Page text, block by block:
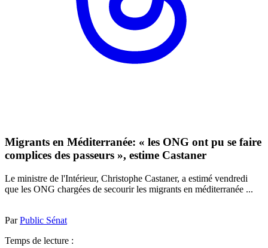
Migrants en Méditerranée: « les ONG ont pu se faire
complices des passeurs », estime Castaner
Le ministre de l'Intérieur, Christophe Castaner, a estimé vendredi
que les ONG chargées de secourir les migrants en méditerranée ...
ParPublic Sénat
Temps de lecture :